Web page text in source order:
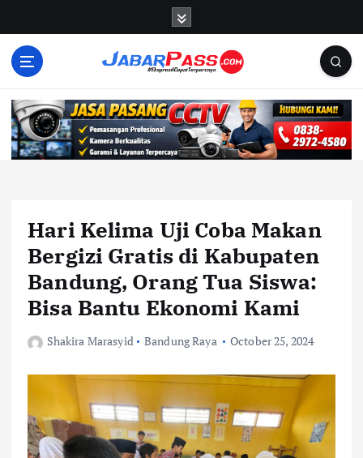
Hari Kelima Uji Coba Makan
Bergizi Gratis di Kabupaten
Bandung, Orang Tua Siswa:
Bisa Bantu Ekonomi Kami
Shakira Marasyid Bandung Raya October 25, 2024